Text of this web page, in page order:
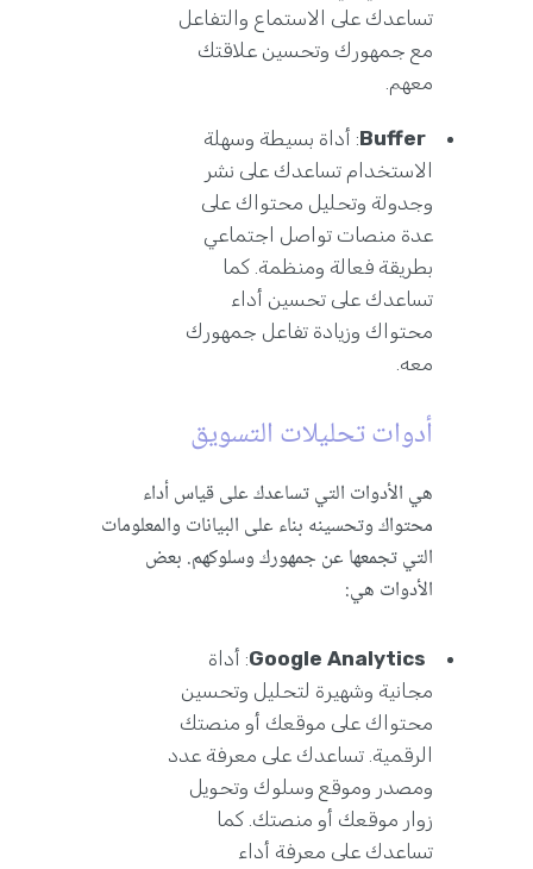
تساعدك على الاستماع والتفاعل
مع جمهورك وتحسين علاقتك
معهم.
Buffer: أداة بسيطة وسهلة
الاستخدام تساعدك على نشر
وجدولة وتحليل محتواك على
عدة منصات تواصل اجتماعي
بطريقة فعالة ومنظمة. كما
تساعدك على تحسين أداء
محتواك وزيادة تفاعل جمهورك
معه.
أدوات تحليلات التسويق
هي الأدوات التي تساعدك على قياس أداء
محتواك وتحسينه بناء على البيانات والمعلومات
التي تجمعها عن جمهورك وسلوكهم. بعض
الأدوات هي:
Google Analytics: أداة
مجانية وشهيرة لتحليل وتحسين
محتواك على موقعك أو منصتك
الرقمية. تساعدك على معرفة عدد
ومصدر وموقع وسلوك وتحويل
زوار موقعك أو منصتك. كما
تساعدك على معرفة أداء